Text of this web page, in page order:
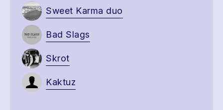
Sweet Karma duo
Bad Slags
Skrot
Kaktuz